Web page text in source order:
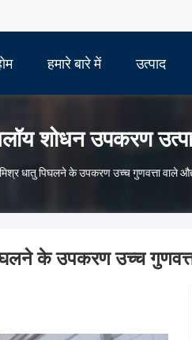
हमारे बारे में उत्पाद
शोधन उपकरण
धातु पिघलने के उपकरण उच्च गुणवत्ता वाले
के उपकरण उच्च